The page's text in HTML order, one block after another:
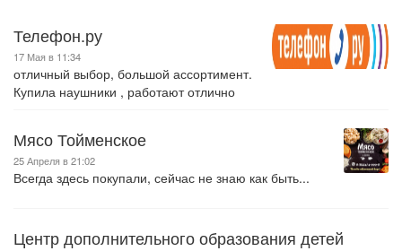
Телефон.ру
17 Мая в 11:34
отличный выбор, большой ассортимент.
Купила наушники , работают отлично
Мясо Тойменское
25 Апреля в 21:02
Всегда здесь покупали, сейчас не знаю как быть...
Центр дополнительного образования детей